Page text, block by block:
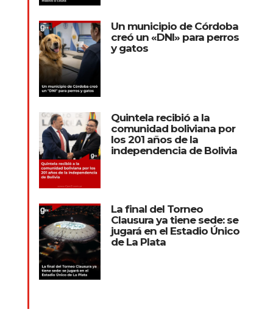
Un municipio de Córdoba
creó un «DNI» para perros
y gatos
Quintela recibió a la
comunidad boliviana por
los 201 años de la
independencia de Bolivia
La final del Torneo
Clausura ya tiene sede: se
jugará en el Estadio Único
de La Plata